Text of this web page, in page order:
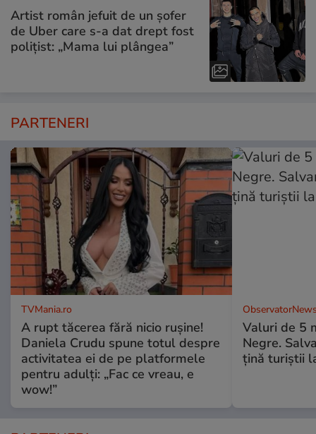
Artist român jefuit de un șofer
de Uber care s-a dat drept fost
polițist: „Mama lui plângea”
PARTENERI
TVMania.ro
A rupt tăcerea fără nicio rușine!
Daniela Crudu spune totul despre
activitatea ei de pe platformele
pentru adulți: „Fac ce vreau, e
wow!”
Valuri de 5
Negre.
ţină turiştii